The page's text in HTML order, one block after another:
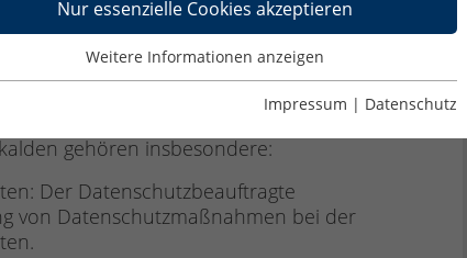
Nur essenzielle Cookies akzeptieren
Weitere Informationen anzeigen
Impressum | Datenschutz
gehören insbesondere:
Der Datenschutzbeauftragte
von Datenschutzmaßnahmen bei der